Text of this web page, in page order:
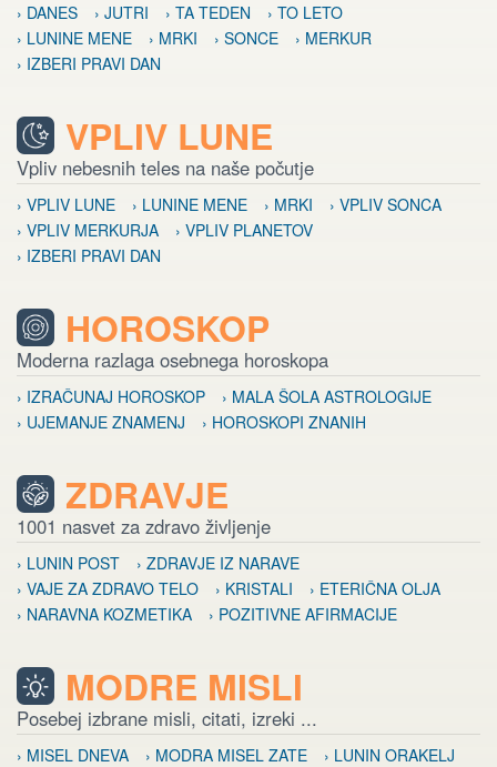
› DANES › JUTRI › TA TEDEN
› TO LETO
› LUNINE MENE
› MRKI › SONCE
› MERKUR
› IZBERI PRAVI DAN
VPLIV LUNE
Vpliv nebesnih teles na naše počutje
› VPLIV LUNE › LUNINE MENE › MRKI
› VPLIV SONCA
› VPLIV MERKURJA
› VPLIV PLANETOV
› IZBERI PRAVI DAN
HOROSKOP
Moderna razlaga osebnega horoskopa
› IZRAČUNAJ HOROSKOP
› MALA ŠOLA ASTROLOGIJE
› UJEMANJE ZNAMENJ
› HOROSKOPI ZNANIH
ZDRAVJE
1001 nasvet za zdravo življenje
› LUNIN POST
› ZDRAVJE IZ NARAVE
› VAJE ZA ZDRAVO TELO
› KRISTALI
› ETERIČNA OLJA
› NARAVNA KOZMETIKA
› POZITIVNE AFIRMACIJE
MODRE MISLI
Posebej izbrane misli, citati, izreki ...
› MISEL DNEVA › MODRA MISEL ZATE
› LUNIN ORAKELJ